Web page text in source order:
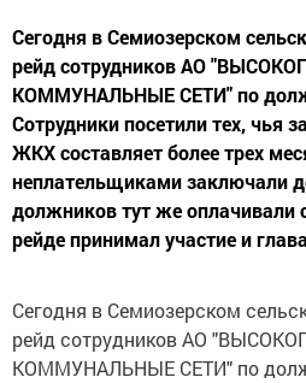
Сегодня в Семиозерском
рейд сотрудников АО
КОММУНАЛЬНЫЕ СЕТИ" по
Сотрудники посетили тех, чья
ЖКХ составляет более трех
неплательщиками заключали
должников тут же оплачивали
рейде принимал участие и
Сегодня в Семиозерском
рейд сотрудников АО
КОММУНАЛЬНЫЕ СЕТИ" по